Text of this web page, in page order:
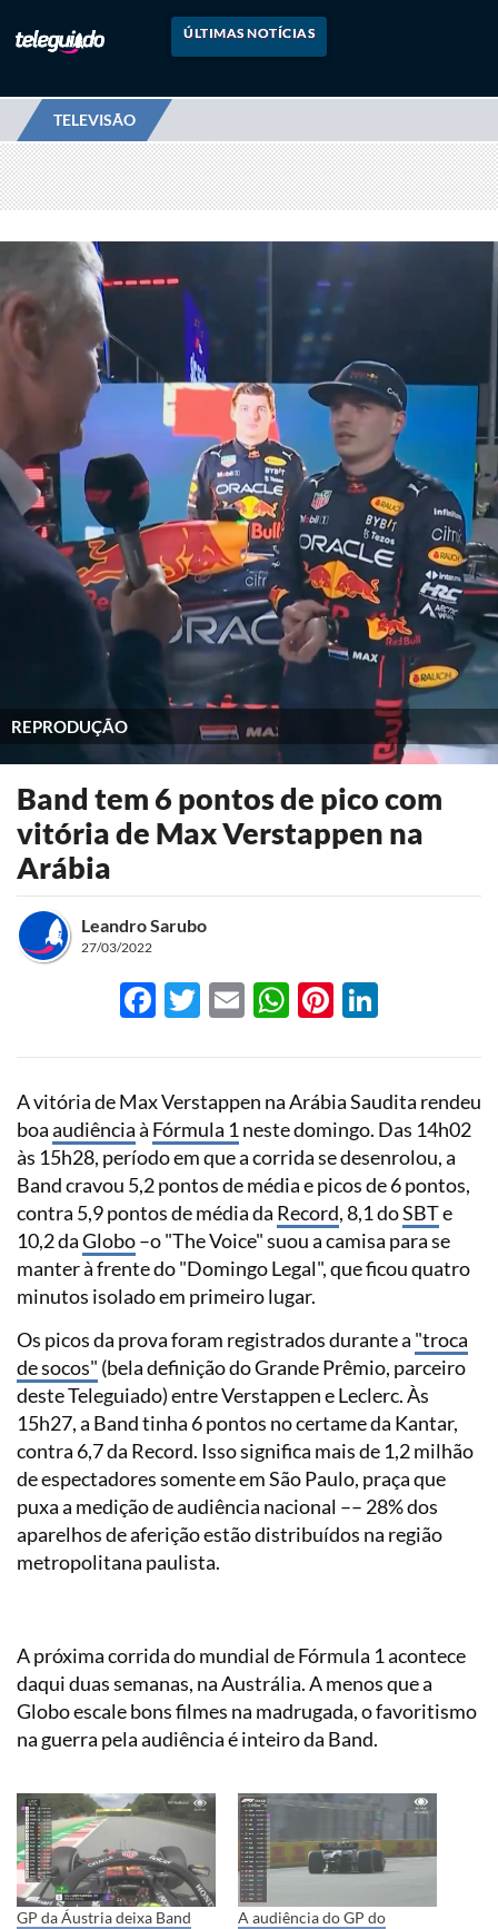
ÚLTIMAS NOTÍCIAS
TELEVISÃO
REPRODUÇÃO
Band tem 6 pontos de pico com
vitória de Max Verstappen na
Arábia
Leandro Sarubo
27/03/2022
Facebook
Twitter
EmailWhatsApp
Pinterest
A vitória de Max Verstappen na Arábia Saudita rendeu
boaaudiênciaà Fórmula 1 neste domingo. Das 14h02
às 15h28, período em que a corrida se desenrolou, a
Band cravou 5,2 pontos de média e picos de 6 pontos,
contra 5,9 pontos de média da Record, 8,1 doSBTe
10,2 daGlobo–o "The Voice" suou a camisa para se
manter à frente do "Domingo Legal", que ficou quatro
minutos isolado em primeiro lugar.
Os picos da prova foram registrados durante a "troca
de socos" (bela definição do Grande Prêmio, parceiro
deste Teleguiado) entre Verstappen e Leclerc. Às
15h27, a Band tinha 6 pontos no certame da Kantar,
contra 6,7 da Record. Isso significa mais de 1,2 milhão
de espectadores somente em São Paulo, praça que
puxa a medição de audiência nacional –– 28% dos
aparelhos de aferição estão distribuídos na região
metropolitana paulista.
A próxima corrida do mundial de Fórmula 1 acontece
daqui duas semanas, na Austrália. A menos que a
Globo escale bons filmes na madrugada, o favoritismo
na guerra pela audiência é inteiro da Band.
GP da Áustria deixa Band
A audiência do GP do